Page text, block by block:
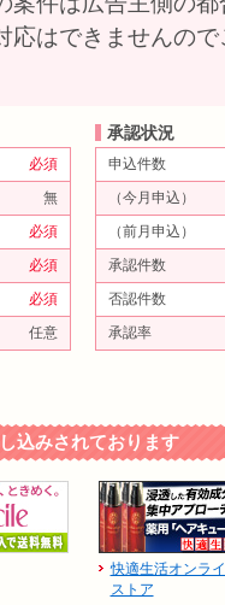
応はできませんの
必須
無
必須
必須
必須
任意
承認状況
申込件数
（今月申込）
（前月申込）
承認件数
否認件数
承認率
込みされております
快適生活オンラ
ストア